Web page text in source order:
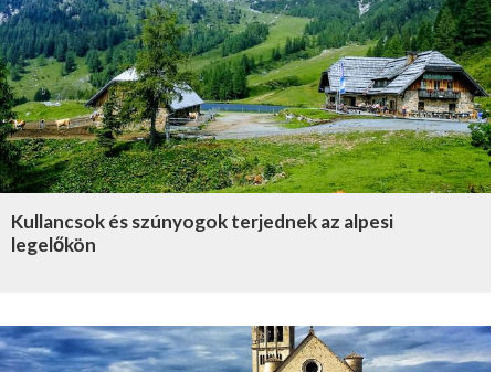
Kullancsok és szúnyogok terjednek az alpesi
legelőkön